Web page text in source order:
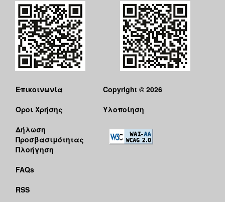
Επικοινωνία
Όροι Χρήσης
Δήλωση
Προσβασιμότητας
Πλοήγηση
FAQs
RSS
Copyright © 2026
Υλοποίηση